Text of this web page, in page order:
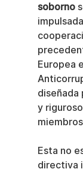
soborno
Europea
diseñada
y
Esta no
directiva